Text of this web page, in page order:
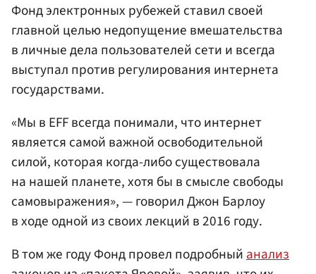
Фонд электронных рубежей ставил своей
главной целью недопущение вмешательства
в личные дела пользователей сети и всегда
выступал против регулирования интернета
государствами.
«Мы в EFF всегда понимали, что интернет
является самой важной освободительной
силой, которая когда-либо существовала
на нашей планете, хотя бы в смысле свободы
самовыражения», — говорил Джон Барлоу
в ходе одной из своих лекций в 2016 году.
В том же году Фонд провел подробныйанализ